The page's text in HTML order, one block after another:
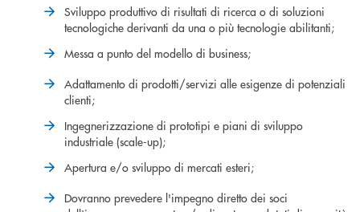
Sviluppo produttivo di risultati di ricerca o di soluzioni
tecnologiche derivanti da una o più tecnologie abilitanti;
Messa a punto del modello di business;
Adattamento di prodotti/servizi alle esigenze di potenziali
clienti;
Ingegnerizzazione di prototipi e piani di sviluppo
industriale (scale-up);
Apertura e/o sviluppo di mercati esteri;
Dovranno prevedere l'impegno diretto dei soci